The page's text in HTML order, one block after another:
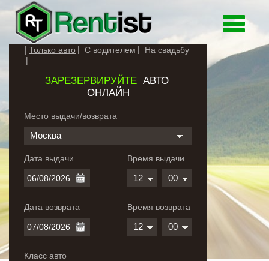
Toggle
Только авто С водителем На свадьбу
ЗАРЕЗЕРВИРУЙТЕАВТО
ОНЛАЙН
Место выдачи/возврата
Москва
Дата выдачи
Дата возврата
Время выдачи
12 00
Время возврата
12 00
Класс авто